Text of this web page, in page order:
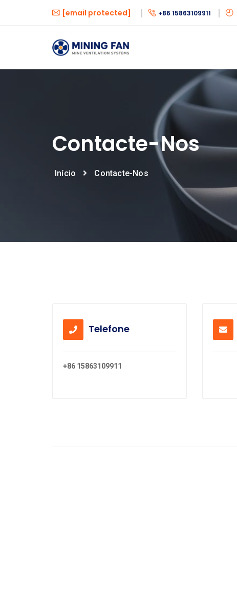
[email protected] +86 15863109911
Contacte-Nos
Início Contacte-Nos
Telefone
+86 15863109911